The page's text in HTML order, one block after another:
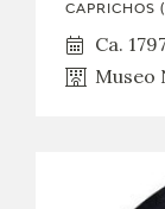
CAPRICHOS
Ca.
Museo